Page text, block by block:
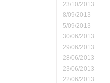
23/10/2013
8/09/2013
5/09/2013
30/06/2013
29/06/2013
28/06/2013
23/06/2013
22/06/2013